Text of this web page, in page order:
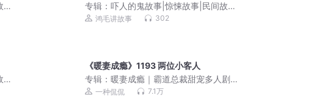
专辑：吓人的鬼故事|惊悚故事|民间故
事|志怪故事
鸿毛讲故事 302
《暖妻成瘾》1193 两位小客人
专辑：暖妻成瘾｜霸道总裁甜宠多人剧
｜一种侃侃｜VIP免
一种侃侃 7.1万